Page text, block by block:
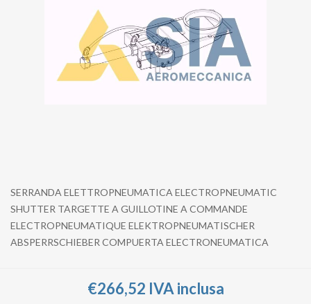
SERRANDA ELETTROPNEUMATICA ELECTROPNEUMATIC
SHUTTER TARGETTE A GUILLOTINE A COMMANDE
ELECTROPNEUMATIQUE ELEKTROPNEUMATISCHER
ABSPERRSCHIEBER COMPUERTA ELECTRONEUMATICA
€266,52 IVA inclusa